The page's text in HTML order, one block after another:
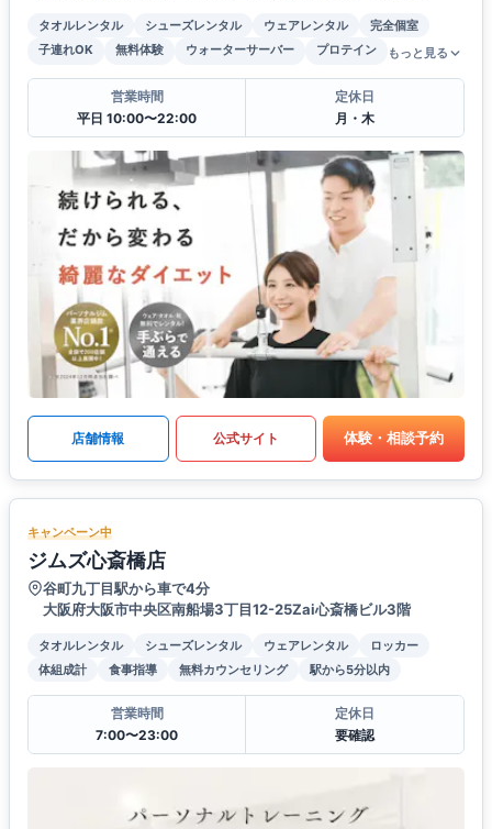
タオルレンタル シューズレンタル ウェアレンタル
完全個室
子連れOK
無料体験 ウォーターサーバー プロテイン もっと見る
営業時間
平日 10:00〜22:00
定休日
月・木
店舗情報 公式サイト 体験・相談予約
キャンペーン中
ジムズ心斎橋店
谷町九丁目駅から車で4分
大阪府大阪市中央区南船場3丁目12-25Zai心斎橋ビル3階
タオルレンタル シューズレンタル ウェアレンタル
ロッカー
体組成計
食事指導 無料カウンセリング 駅から5分以内
営業時間
7:00〜23:00
定休日
要確認